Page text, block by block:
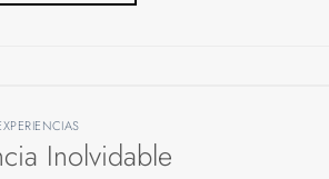
Inolvidable